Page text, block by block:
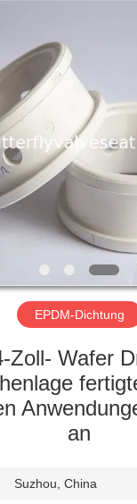
EPDM-Dichtung
Zoll- Wafer
an
Suzhou, China